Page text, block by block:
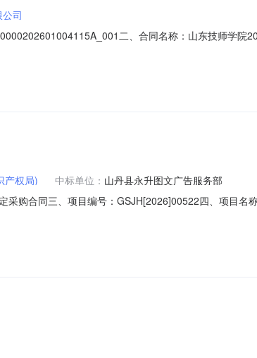
司
二、合同名称：山东技师学院
区荷花街道裕华路中段27号联系方式：15066
产权局) 中标单位： 山丹县永升图文广告服务部
购合同三、项目编号：GSJH[2026]00522四、项目名称
泉镇祁连东路821号联系方式：0936-2818071供应商（
六、合同主要信息主要标的名称：文件印刷规格